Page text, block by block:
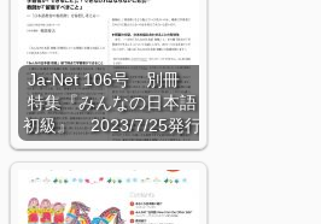
Ja-Net 106号 別冊
特集『みんなの日本語
初級』 2023/7/25発行